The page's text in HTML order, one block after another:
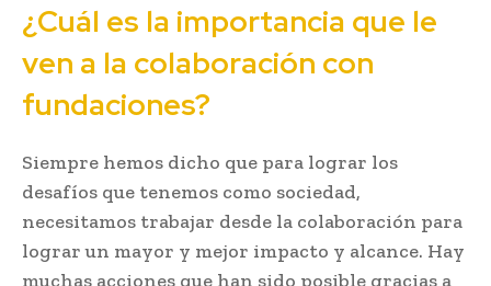
¿Cuál es la importancia que le
ven a la colaboración con
fundaciones?
Siempre hemos dicho que para lograr los
desafíos que tenemos como sociedad,
necesitamos trabajar desde la colaboración para
lograr un mayor y mejor impacto y alcance. Hay
muchas acciones que han sido posible gracias a